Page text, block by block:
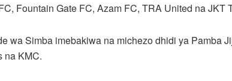
Fountain Gate FC, Azam FC, TRA United na JKT
wa Simba imebakiwa na michezo dhidi ya Pamba
na KMC.